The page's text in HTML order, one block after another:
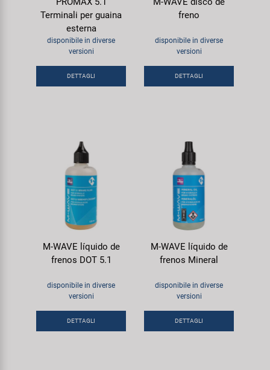
Terminali per guaina
esterna
disponibile in diverse
versioni
DETTAGLI
freno
disponibile in diverse
versioni
DETTAGLI
M-WAVE líquido de
frenos DOT 5.1
disponibile in diverse
versioni
DETTAGLI
M-WAVE líquido de
frenos Mineral
disponibile in diverse
versioni
DETTAGLI